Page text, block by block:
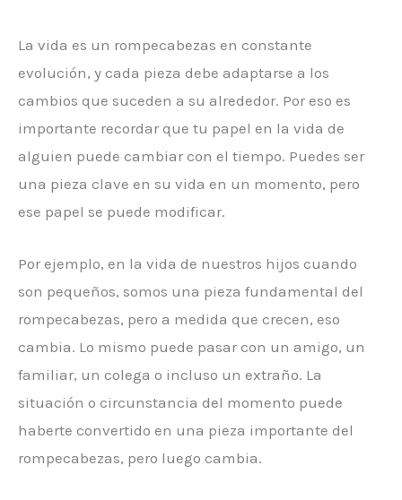
La vida es un rompecabezas en constante
evolución, y cada pieza debe adaptarse a los
cambios que suceden a su alrededor. Por eso es
importante recordar que tu papel en la vida de
alguien puede cambiar con el tiempo. Puedes ser
una pieza clave en su vida en un momento, pero
ese papel se puede modificar.
Por ejemplo, en la vida de nuestros hijos cuando
son pequeños, somos una pieza fundamental del
rompecabezas, pero a medida que crecen, eso
cambia. Lo mismo puede pasar con un amigo, un
familiar, un colega o incluso un extraño. La
situación o circunstancia del momento puede
haberte convertido en una pieza importante del
rompecabezas, pero luego cambia.